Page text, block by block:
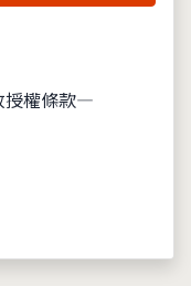
授權條款—